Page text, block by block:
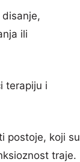
ili
terapiju i
postoje, koji su
traje.